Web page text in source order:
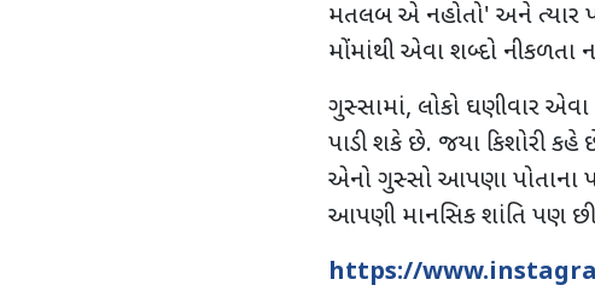
મતલબ એ નહોતો' અને ત્યાર
મોંમાંથી એવા શબ્દો નીકળતા
ગુસ્સામાં, લોકો ઘણીવાર
પાડી શકે છે. જયા કિશોરી કહે
એનો ગુસ્સો આપણા પોતાના
આપણી માનસિક શાંતિ પણ
https://